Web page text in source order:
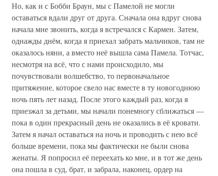
Но, как и с Бобби Браун, мы с Памелой не могли
оставаться вдали друг от друга. Сначала она вдруг снова
начала мне звонить, когда я встречался с Кармен. Затем,
однажды днём, когда я приехал забрать мальчиков, там не
оказалось няни, а вместо неё вышла сама Памела. Тотчас,
несмотря на всё, что с нами происходило, мы
почувствовали волшебство, то первоначальное
притяжение, которое свело нас вместе в ту новогоднюю
ночь пять лет назад. После этого каждый раз, когда я
приезжал за детьми, мы начали понемногу сближаться —
пока в один прекрасный день не оказались в её кровати.
Затем я начал оставаться на ночь и проводить с нею всё
больше времени, пока мы фактически не были снова
женаты. Я попросил её переехать ко мне, и в тот же день
она пошла в суд, брат, и забрала, наконец, ордер на